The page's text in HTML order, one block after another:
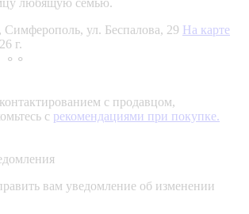
ул. Беспалова, 29 На карте
г.
⚬⚬
с продавцом,
с рекомендациями при покупке.
вам уведомление об изменении